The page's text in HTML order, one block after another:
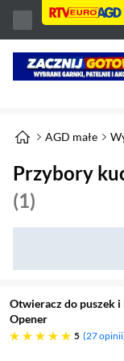
AGD małe
Przybory
(1)
Otwieracz do puszek
Opener
5
pięć gwiazdek 27 opinii